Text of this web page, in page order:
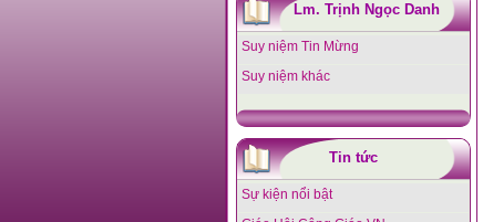
Lm. Trịnh Ngọc Danh
Suy niệm Tin Mừng
Suy niệm khác
Tin tức
Sự kiện nổi bật